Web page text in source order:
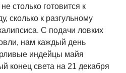
столько готовится к
сколько к разгульному
С подачи ловких
нам каждый день
индейцы майя
конец света на 21 декабря